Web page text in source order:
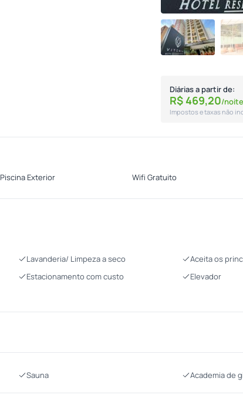
Diárias a partir de:
R$ 469,20/noite
Impostos e taxas não
Piscina Exterior Wifi Gratuito
Lavanderia/ Limpeza a seco Aceita os
Estacionamento com custo Elevador
Sauna Academia de